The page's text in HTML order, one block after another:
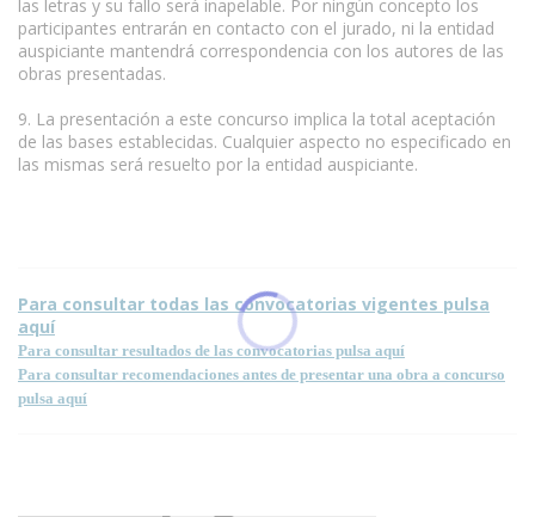
las letras y su fallo será inapelable. Por ningún concepto los
participantes entrarán en contacto con el jurado, ni la entidad
auspiciante mantendrá correspondencia con los autores de las
obras presentadas.
9. La presentación a este concurso implica la total aceptación
de las bases establecidas. Cualquier aspecto no especificado en
las mismas será resuelto por la entidad auspiciante.
Para consultar todas las convocatorias vigentes pulsa
aquí
Para consultar resultados de las convocatorias pulsa aquí
Para consultar recomendaciones antes de presentar una obra a concurso
pulsa aquí